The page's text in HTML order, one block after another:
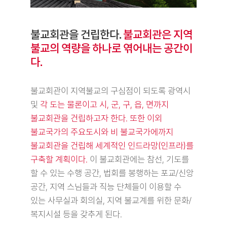
불교회관을 건립한다.불교회관은 지역
불교의 역량을 하나로 엮어내는 공간이
다.
불교회관이 지역불교의 구심점이 되도록 광역시
및 각 도는 물론이고 시, 군, 구, 읍, 면까지
불교회관을 건립하고자 한다. 또한 이외
불교국가의 주요도시와 비 불교국가에까지
불교회관을 건립해 세계적인 인드라망(인프라)를
구축할 계획이다. 이 불교회관에는 참선, 기도를
할 수 있는 수행 공간, 법회를 봉행하는 포교/신앙
공간, 지역 스님들과 직능 단체들이 이용할 수
있는 사무실과 회의실, 지역 불교계를 위한 문화/
복지시설 등을 갖추게 된다.